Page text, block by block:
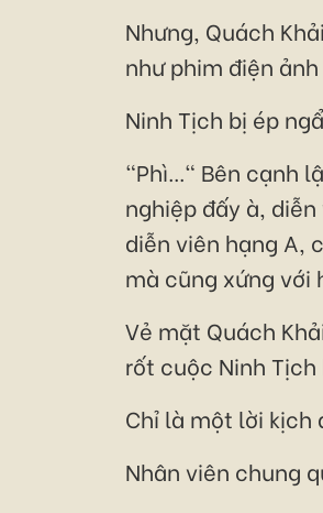
Nhưng, Quách
như phim điện
Ninh Tịch bị ép
"Phì..." Bên cạnh
nghiệp đấy à,
diễn viên hạng A,
mà cũng xứng với
Vẻ mặt Quách
rốt cuộc Ninh
Chỉ là một lời kịch
Nhân viên chung